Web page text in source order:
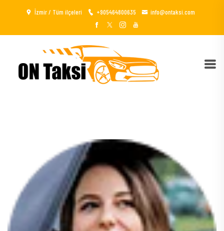
İzmir / Tüm ilçeleri +905464800635 info@ontaksi.com